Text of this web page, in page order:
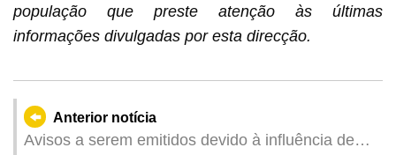
população que preste atenção às últimas
informações divulgadas por esta direcção.
Anterior notícia
Avisos a serem emitidos devido à influência de